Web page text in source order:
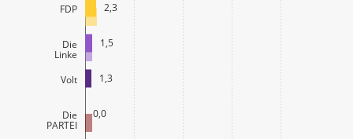
FDP
Die
Linke
Volt
Die
PARTEI
2,3
1,5
1,3
0,0